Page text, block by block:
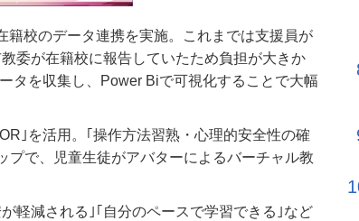
籍校のデータ連携を実施。これまでは支援員が
委が在籍校に報告していたため負担が大きか
タを収集し、Power Biで可視化することで大幅
｣を活用。｢操作方法習熟・心理的安全性の確
プで、児童生徒がアバターによるバーチャル教
軽減される｣｢自分のペースで学習できる｣など